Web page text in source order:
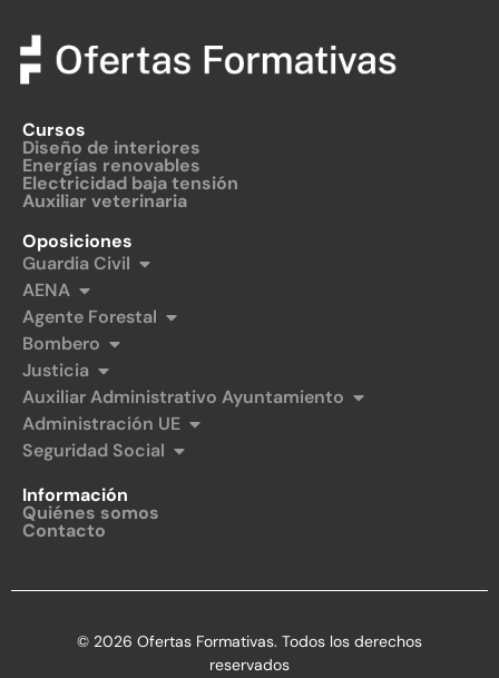
Cursos
Diseño de interiores
Energías renovables
Electricidad baja tensión
Auxiliar veterinaria
Oposiciones
Guardia Civil
AENA
Agente Forestal
Bombero
Justicia
Auxiliar Administrativo Ayuntamiento
Administración UE
Seguridad Social
Información
Quiénes somos
Contacto
© 2026 Ofertas Formativas. Todos los derechos
reservados